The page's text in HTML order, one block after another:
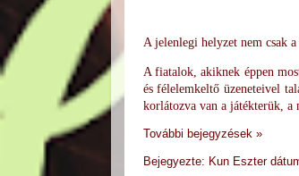
A jelenlegi helyzetnem csak a
A fiatalok, akiknek éppen
és félelemkeltő üzeneteivel
korlátozva van a játékterük, a
További bejegyzések »
Bejegyezte: Kun Eszter